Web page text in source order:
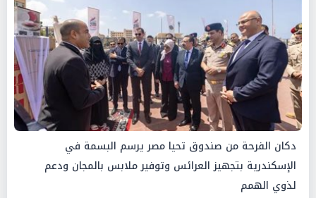
دكان الفرحة من صندوق تحيا مصر يرسم البسمة في
الإسكندرية بتجهيز العرائس وتوفير ملابس بالمجان ودعم
لذوي الهمم